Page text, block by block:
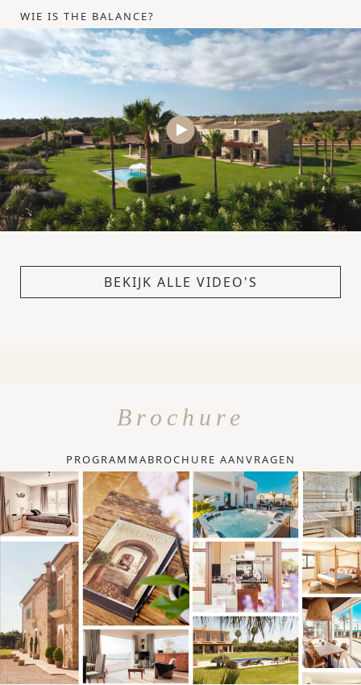
WIE IS THE BALANCE?
BEKIJK ALLE VIDEO'S
Brochure
PROGRAMMABROCHURE AANVRAGEN